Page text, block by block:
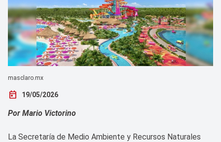
masclaro.mx
today 19/05/2026
Por Mario Victorino
La Secretaría de Medio Ambiente y Recursos Naturales